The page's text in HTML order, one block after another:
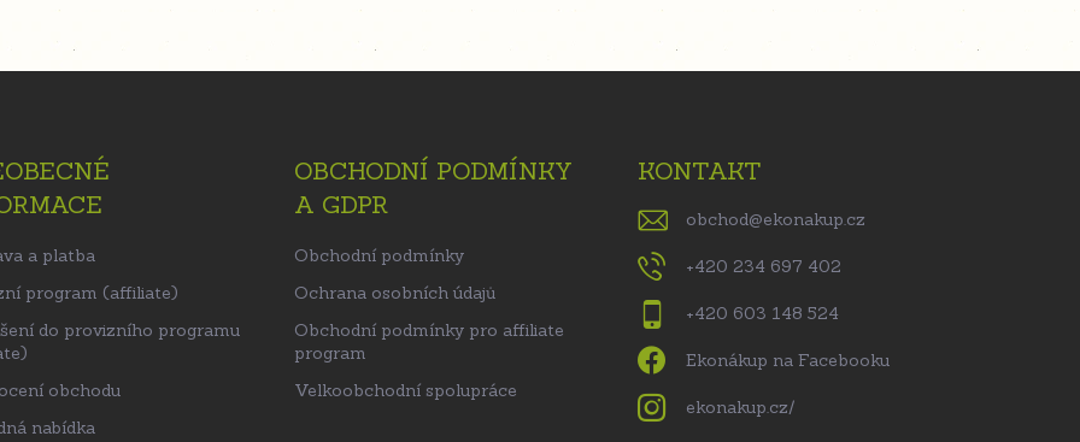
a platba
program (affiliate)
do provizního programu
obchodu
nabídka
OBCHODNÍ PODMÍNKY
A GDPR
Obchodní podmínky
Ochrana osobních údajů
Obchodní podmínky pro affiliate
program
Velkoobchodní spolupráce
KONTAKT
obchod@ekonakup.cz
+420 234 697 402
+420 603 148 524
Ekonákup na Facebooku
ekonakup.cz/